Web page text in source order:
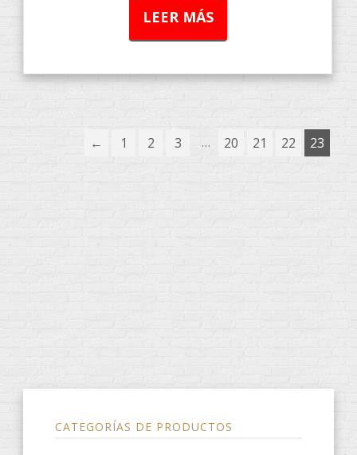
LEER MÁS
← 1 2 3 … 20 21 22 23
CATEGORÍAS DE PRODUCTOS